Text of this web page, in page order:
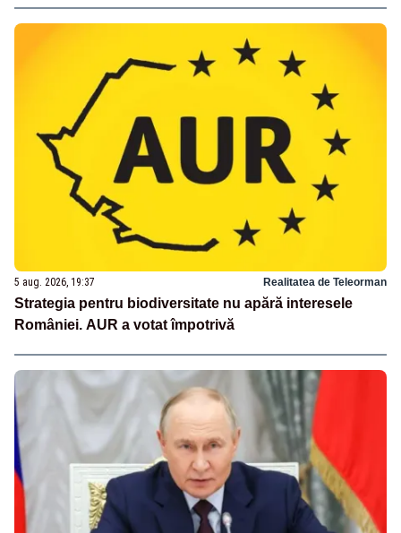
5 aug. 2026, 19:37 Realitatea de Teleorman
Strategia pentru biodiversitate nu apără interesele
României. AUR a votat împotrivă